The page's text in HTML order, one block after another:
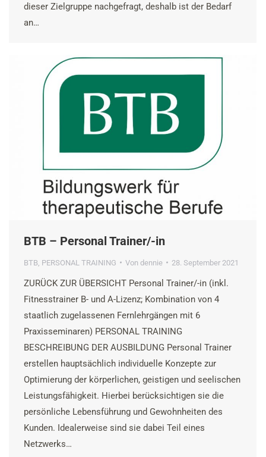
dieser Zielgruppe nachgefragt, deshalb ist der Bedarf
an…
BTB – Personal Trainer/-in
BTB PERSONAL TRAINING Von dennie 28. September 2021
ZURÜCK ZUR ÜBERSICHT Personal Trainer/-in (inkl.
Fitnesstrainer B- und A-Lizenz; Kombination von 4
staatlich zugelassenen Fernlehrgängen mit 6
Praxisseminaren) PERSONAL TRAINING
BESCHREIBUNG DER AUSBILDUNG Personal Trainer
erstellen hauptsächlich individuelle Konzepte zur
Optimierung der körperlichen, geistigen und seelischen
Leistungsfähigkeit. Hierbei berücksichtigen sie die
persönliche Lebensführung und Gewohnheiten des
Kunden. Idealerweise sind sie dabei Teil eines
Netzwerks…